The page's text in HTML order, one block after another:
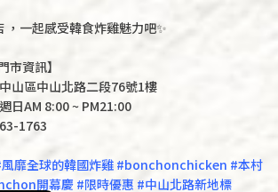
一起感受韓食炸雞魅力吧✨
市資訊】
山區中山北路二段76號1樓
日AM 8:00 ~ PM21:00
1763
靡全球的韓國炸雞 #bonchonchicken #本村
開幕慶 #限時優惠 #中山北路新地標